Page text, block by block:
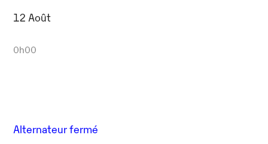
12 Août
0h00
Alternateur fermé